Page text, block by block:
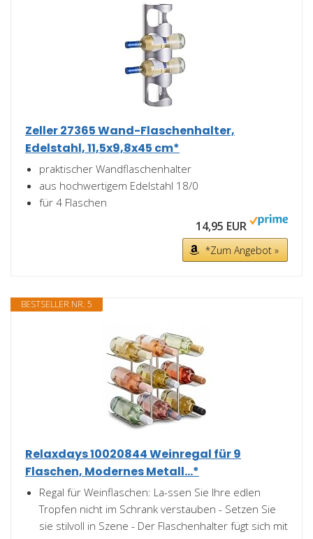
Zeller 27365 Wand-Flaschenhalter,
Edelstahl, 11,5x9,8x45 cm*
praktischer Wandflaschenhalter
aus hochwertigem Edelstahl 18/0
für 4 Flaschen
14,95 EUR
*Zum Angebot »
BESTSELLER NR. 5
Relaxdays 10020844 Weinregal für 9
Flaschen, Modernes Metall...*
Regal für Weinflaschen: La-ssen Sie Ihre edlen
Tropfen nicht im Schrank verstauben - Setzen Sie
sie stilvoll in Szene - Der Flaschenhalter fügt sich mit